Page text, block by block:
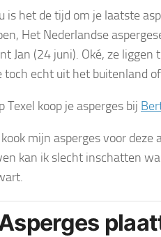
is het de tijd om je laatste
Het Nederlandse
Jan (24 juni). Oké, ze
toch echt uit het buitenland
Texel koop je asperges bij
kook mijn asperges voor
kan ik slecht inschatten